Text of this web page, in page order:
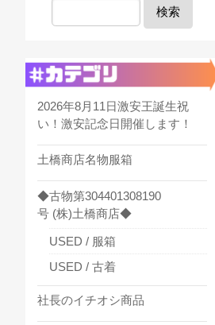
検索
2026年8月11日激安王誕生祝
い！激安記念日開催します！
土橋商店名物服箱
◆古物第304401308190
号 (株)土橋商店◆
USED / 服箱
USED / 古着
社長のイチオシ商品